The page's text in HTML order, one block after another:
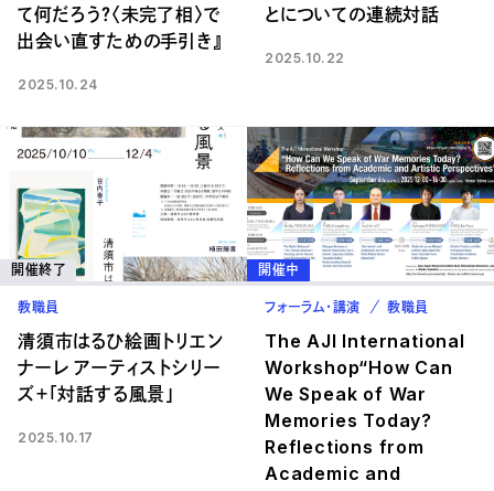
て何だろう？〈未完了相〉で
出会い直すための手引き』
2025.10.24
とについての連続対話
2025.10.22
開催終了
教職員
清須市はるひ絵画トリエン
ナーレ アーティストシリー
ズ＋「対話する風景」
2025.10.17
開催中
フォーラム・講演 教職員
The AJI International
Workshop“How Can
We Speak of War
Memories Today?
Reflections from
Academic and